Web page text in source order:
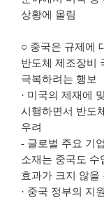
상황에 몰림
○ 중국은 규제에
반도체 제조장비
극복하려는 행보
· 미국의 제재에
시행하면서 반도
우려
- 글로벌 주요 기
소재는 중국도 수
효과가 크지 않을
· 중국 정부의 지